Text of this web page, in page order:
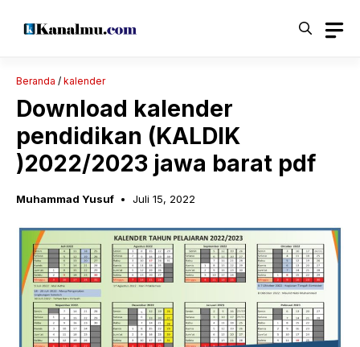
Beranda / kalender
Download kalender
pendidikan (KALDIK
)2022/2023 jawa barat pdf
Muhammad Yusuf Juli 15, 2022